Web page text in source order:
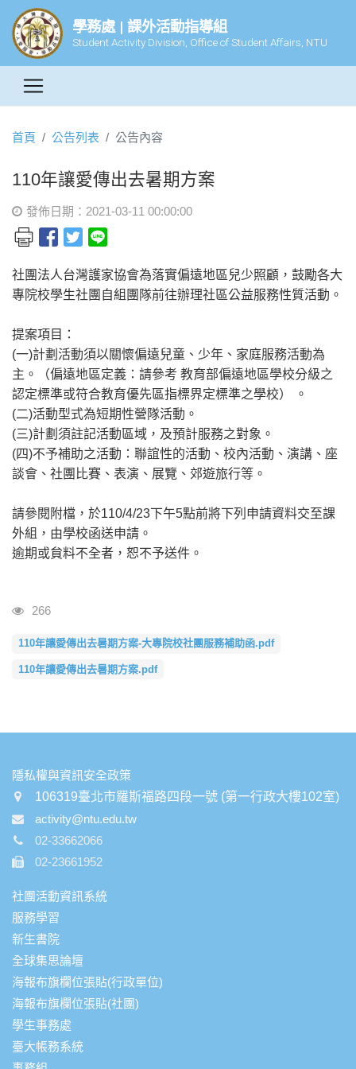
學務處 | 課外活動指導組
Student Activity Division, Office of Student Affairs, NTU
首頁 公告列表 公告內容
110年讓愛傳出去暑期方案
發佈日期：2021-03-11 00:00:00
社團法人台灣護家協會為落實偏遠地區兒少照顧，鼓勵各大
專院校學生社團自組團隊前往辦理社區公益服務性質活動。
提案項目：
(一)計劃活動須以關懷偏遠兒童、少年、家庭服務活動為
主。（偏遠地區定義：請參考 教育部偏遠地區學校分級之
認定標準或符合教育優先區指標界定標準之學校） 。
(二)活動型式為短期性營隊活動。
(三)計劃須註記活動區域，及預計服務之對象。
(四)不予補助之活動：聯誼性的活動、校內活動、演講、座
談會、社團比賽、表演、展覽、郊遊旅行等。
請參閱附檔，於110/4/23下午5點前將下列申請資料交至課
外組，由學校函送申請。
逾期或貟料不全者，恕不予送件。
瀏覽人次
266
110年讓愛傳出去暑期方案-大專院校社團服務補助函.pdf
110年讓愛傳出去暑期方案.pdf
:::
隱私權與資訊安全政策
106319臺北市羅斯福路四段一號 (第一行政大樓102室)
activity@ntu.edu.tw
02-33662066
02-23661952
社團活動資訊系統
服務學習
新生書院
全球集思論壇
海報布旗欄位張貼(行政單位)
海報布旗欄位張貼(社團)
學生事務處
臺大帳務系統